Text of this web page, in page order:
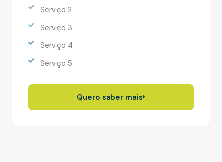
Serviço 2
Serviço 3
Serviço 4
Serviço 5
Quero saber mais